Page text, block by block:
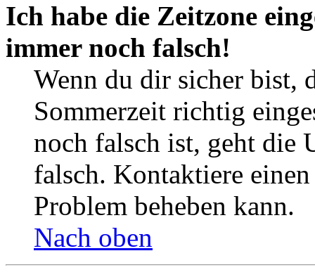
Ich habe die Zeitzone
immer noch falsch!
Wenn du dir sicher bist,
Sommerzeit richtig
noch falsch ist, geht die
falsch. Kontaktiere
Problem beheben kann.
Nach oben